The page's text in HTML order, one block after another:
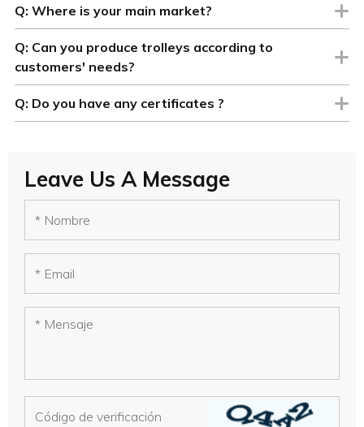
Q: Where is your main market?
Q: Can you produce trolleys according to
customers' needs?
Q: Do you have any certificates ?
Leave Us A Message